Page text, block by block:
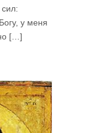
у меня
[…]